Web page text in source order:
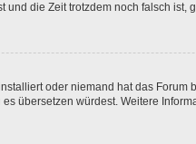
die Zeit trotzdem noch falsch
oder niemand hat das
übersetzen würdest. Weitere